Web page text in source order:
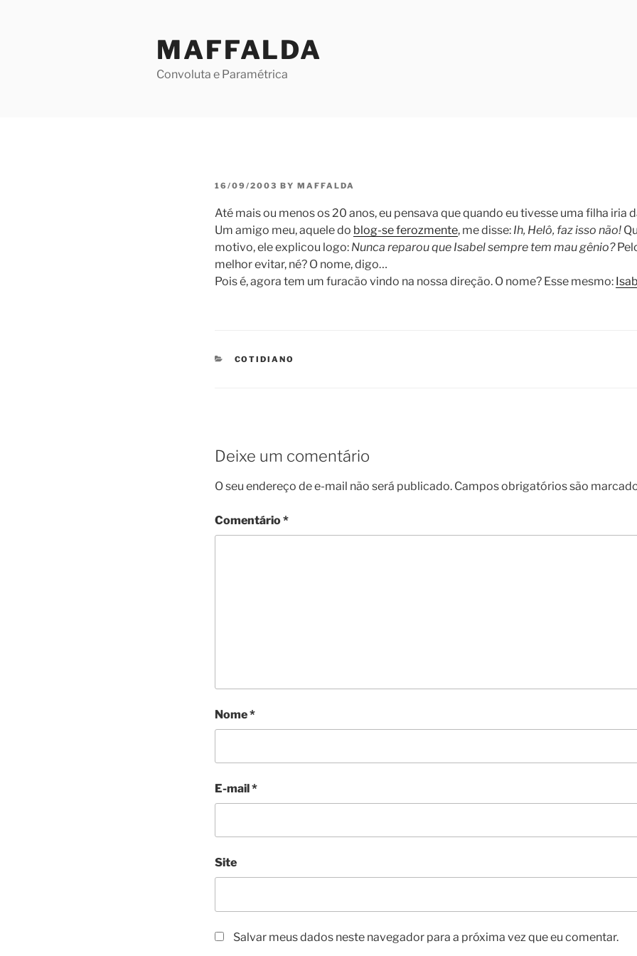
MAFFALDA
Convoluta e Paramétrica
POSTED
16/09/2003 BY MAFFALDA
Até mais ou menos os 20 anos, eu pensava que quando eu tivesse uma filha iria
Um amigo meu, aquele do blog-se ferozmente, me disse: Ih, Helô, faz isso não!
motivo, ele explicou logo: Nunca reparou que Isabel sempre tem mau gênio?
melhor evitar, né? O nome, digo…
Pois é, agora tem um furacão vindo na nossa direção. O nome? Esse mesmo:
CATEGORIES
COTIDIANO
Deixe um comentário
O seu endereço de e-mail não será publicado. Campos obrigatórios são
Comentário*
Nome*
E-mail*
Site
Salvar meus dados neste navegador para a próxima vez que eu comentar.